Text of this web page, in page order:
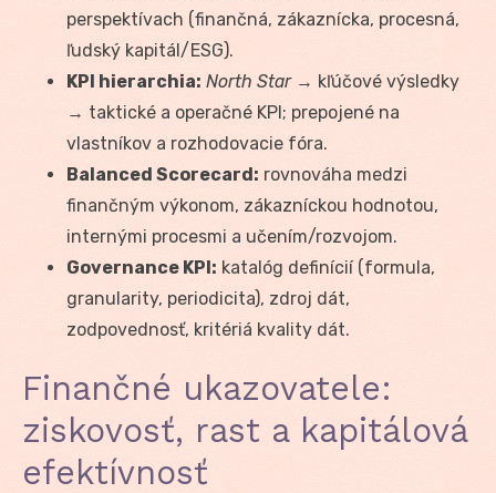
perspektívach (finančná, zákaznícka, procesná,
ľudský kapitál/ESG).
KPI hierarchia: North Star→ kľúčové výsledky
→ taktické a operačné KPI; prepojené na
vlastníkov a rozhodovacie fóra.
Balanced Scorecard: rovnováha medzi
finančným výkonom, zákazníckou hodnotou,
internými procesmi a učením/rozvojom.
Governance KPI: katalóg definícií (formula,
granularity, periodicita), zdroj dát,
zodpovednosť, kritériá kvality dát.
Finančné ukazovatele:
ziskovosť, rast a kapitálová
efektívnosť